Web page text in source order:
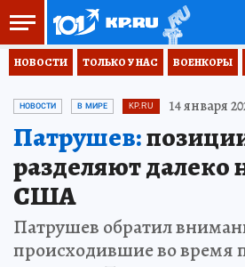
НОВОСТИ ТОЛЬКО У НАС ВОЕНКОРЫ
НОВОСТИ В МИРЕ KP.RU 14 января
Патрушев:
разделяют далеко
США
Патрушев обратил
происходившие во время